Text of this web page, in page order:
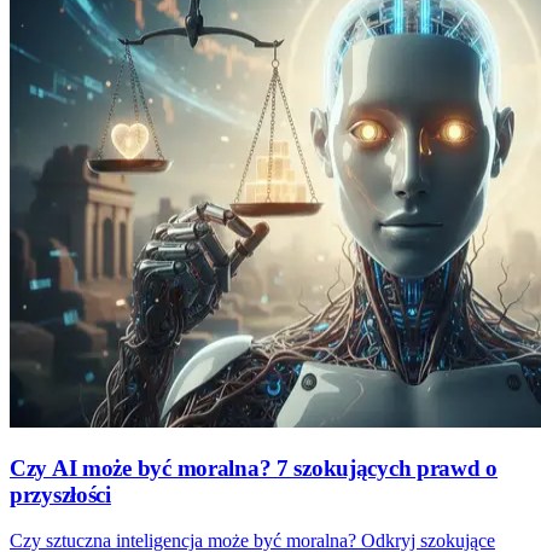
Czy AI może być moralna? 7 szokujących prawd o
przyszłości
Czy sztuczna inteligencja może być moralna? Odkryj szokujące